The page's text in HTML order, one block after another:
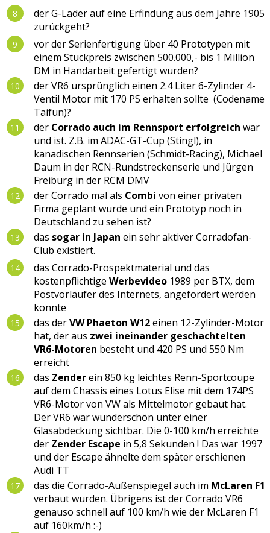
der G-Lader auf eine Erfindung aus dem Jahre 1905
zurückgeht?
vor der Serienfertigung über 40 Prototypen mit
einem Stückpreis zwischen 500.000,- bis 1 Million
DM in Handarbeit gefertigt wurden?
der VR6 ursprünglich einen 2.4 Liter 6-Zylinder 4-
Ventil Motor mit 170 PS erhalten sollte (Codename
Taifun)?
der Corrado auch im Rennsport erfolgreich war
und ist. Z.B. im ADAC-GT-Cup (Stingl), in
kanadischen Rennserien (Schmidt-Racing), Michael
Daum in der RCN-Rundstreckenserie und Jürgen
Freiburg in der RCM DMV
der Corrado mal als Combi von einer privaten
Firma geplant wurde und ein Prototyp noch in
Deutschland zu sehen ist?
das sogar in Japan ein sehr aktiver Corradofan-
Club existiert.
das Corrado-Prospektmaterial und das
kostenpflichtige Werbevideo 1989 per BTX, dem
Postvorläufer des Internets, angefordert werden
konnte
das derVW Phaeton W12einen 12-Zylinder-Motor
hat, der aus zwei ineinander geschachtelten
VR6-Motoren besteht und 420 PS und 550 Nm
erreicht
das Zenderein 850 kg leichtes Renn-Sportcoupe
auf dem Chassis eines Lotus Elise mit dem 174PS
VR6-Motor von VW als Mittelmotor gebaut hat.
Der VR6 war wunderschön unter einer
Glasabdeckung sichtbar. Die 0-100 km/h erreichte
der Zender Escape in 5,8 Sekunden ! Das war 1997
und der Escape ähnelte dem später erschienen
Audi TT
das die Corrado-Außenspiegel auch im McLaren F1
verbaut wurden. Übrigens ist der Corrado VR6
genauso schnell auf 100 km/h wie der McLaren F1
auf 160km/h :-)